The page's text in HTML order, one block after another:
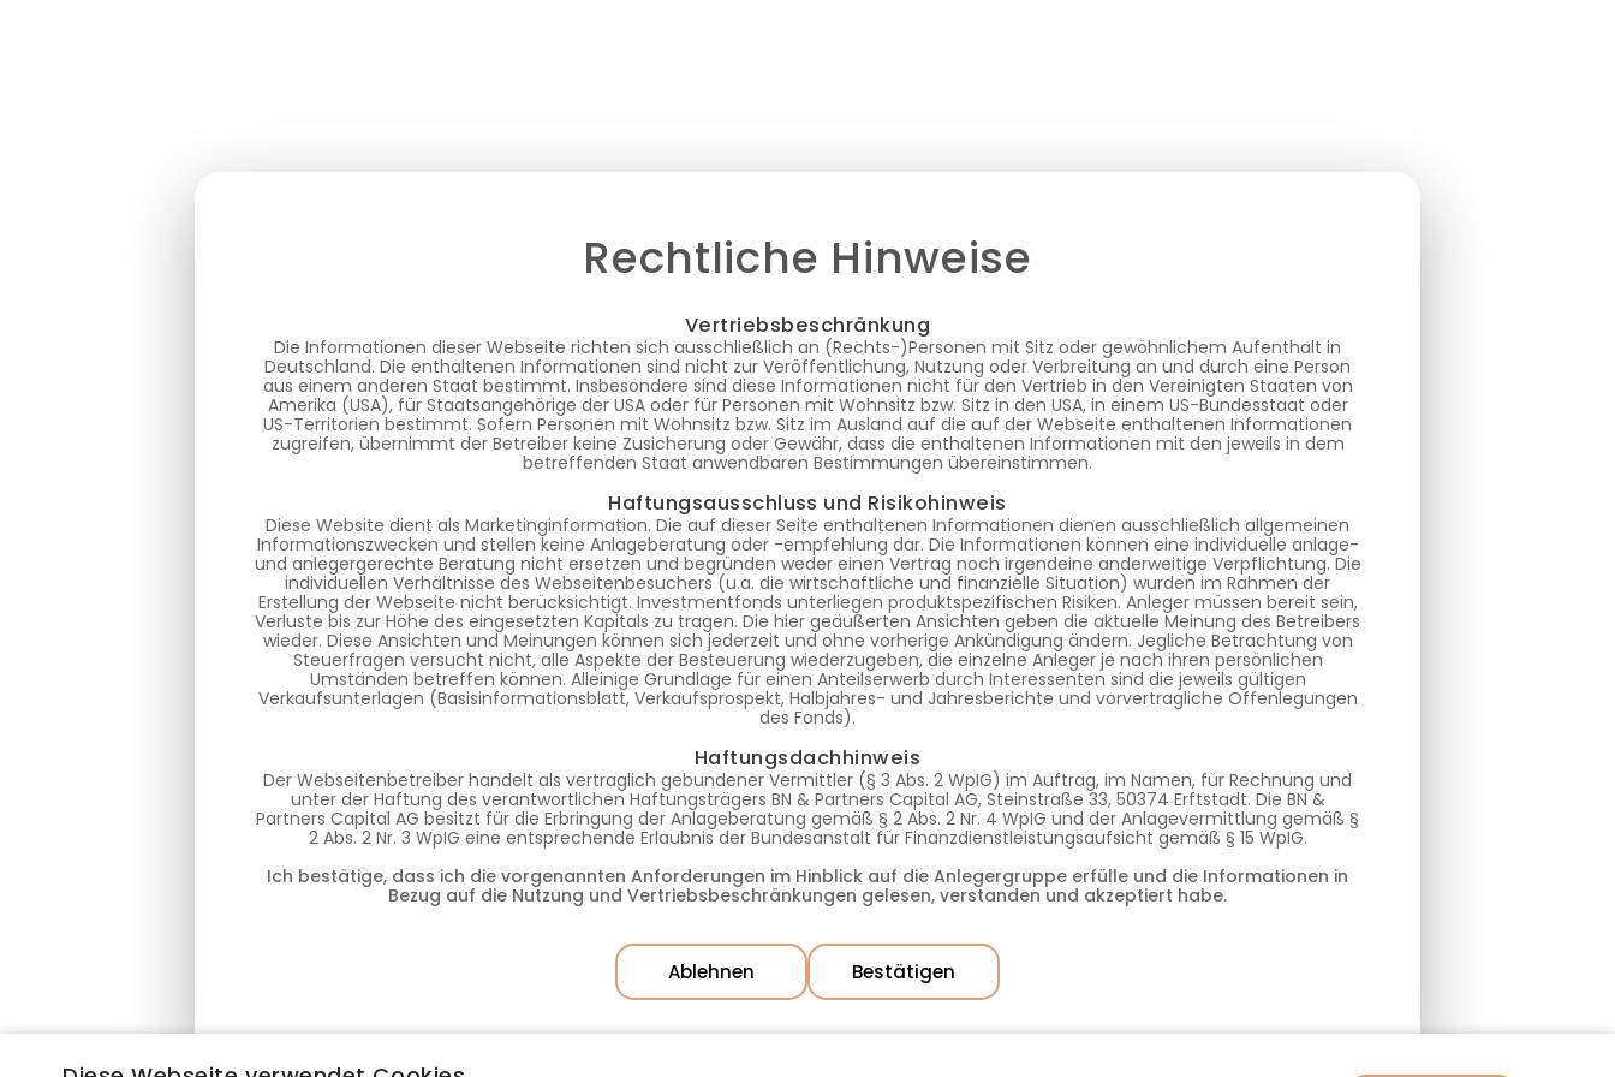
Rechtliche Hinweise
Vertriebsbeschränkung
Die Informationen dieser Webseite richten sich ausschließlich an (Rechts-)Personen mit Sitz oder gewöhnlichem Aufenthalt in
Deutschland. Die enthaltenen Informationen sind nicht zur Veröffentlichung, Nutzung oder Verbreitung an und durch eine Person
aus einem anderen Staat bestimmt. Insbesondere sind diese Informationen nicht für den Vertrieb in den Vereinigten Staaten von
Amerika (USA), für Staatsangehörige der USA oder für Personen mit Wohnsitz bzw. Sitz in den USA, in einem US-Bundesstaat oder
US-Territorien bestimmt. Sofern Personen mit Wohnsitz bzw. Sitz im Ausland auf die auf der Webseite enthaltenen Informationen
zugreifen, übernimmt der Betreiber keine Zusicherung oder Gewähr, dass die enthaltenen Informationen mit den jeweils in dem
betreffenden Staat anwendbaren Bestimmungen übereinstimmen.
Haftungsausschluss und Risikohinweis
Diese Website dient als Marketinginformation. Die auf dieser Seite enthaltenen Informationen dienen ausschließlich allgemeinen
Informationszwecken und stellen keine Anlageberatung oder -empfehlung dar. Die Informationen können eine individuelle anlage-
und anlegergerechte Beratung nicht ersetzen und begründen weder einen Vertrag noch irgendeine anderweitige Verpflichtung. Die
individuellen Verhältnisse des Webseitenbesuchers (u.a. die wirtschaftliche und finanzielle Situation) wurden im Rahmen der
Erstellung der Webseite nicht berücksichtigt. Investmentfonds unterliegen produktspezifischen Risiken. Anleger müssen bereit sein,
Verluste bis zur Höhe des eingesetzten Kapitals zu tragen. Die hier geäußerten Ansichten geben die aktuelle Meinung des Betreibers
wieder. Diese Ansichten und Meinungen können sich jederzeit und ohne vorherige Ankündigung ändern. Jegliche Betrachtung von
Steuerfragen versucht nicht, alle Aspekte der Besteuerung wiederzugeben, die einzelne Anleger je nach ihren persönlichen
Umständen betreffen können. Alleinige Grundlage für einen Anteilserwerb durch Interessenten sind die jeweils gültigen
Verkaufsunterlagen (Basisinformationsblatt, Verkaufsprospekt, Halbjahres- und Jahresberichte und vorvertragliche Offenlegungen
des Fonds).
Haftungsdachhinweis
Der Webseitenbetreiber handelt als vertraglich gebundener Vermittler (§ 3 Abs. 2 WpIG) im Auftrag, im Namen, für Rechnung und
unter der Haftung des verantwortlichen Haftungsträgers BN & Partners Capital AG, Steinstraße 33, 50374 Erftstadt. Die BN &
Partners Capital AG besitzt für die Erbringung der Anlageberatung gemäß § 2 Abs. 2 Nr. 4 WpIG und der Anlagevermittlung gemäß §
2 Abs. 2 Nr. 3 WpIG eine entsprechende Erlaubnis der Bundesanstalt für Finanzdienstleistungsaufsicht gemäß § 15 WpIG.
Ich bestätige, dass ich die vorgenannten Anforderungen im Hinblick auf die Anlegergruppe erfülle und die Informationen in
Bezug auf die Nutzung und Vertriebsbeschränkungen gelesen, verstanden und akzeptiert habe.
Ablehnen Bestätigen